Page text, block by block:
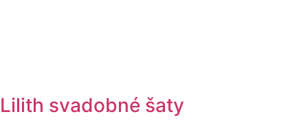
Lilith svadobné šaty